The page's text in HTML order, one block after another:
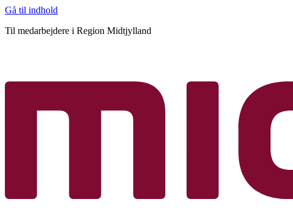
Gå til indhold
Til medarbejdere i Region Midtjylland